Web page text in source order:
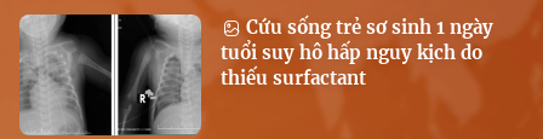
Cứu sống trẻ sơ sinh 1 ngày
tuổi suy hô hấp nguy kịch do
thiếu surfactant